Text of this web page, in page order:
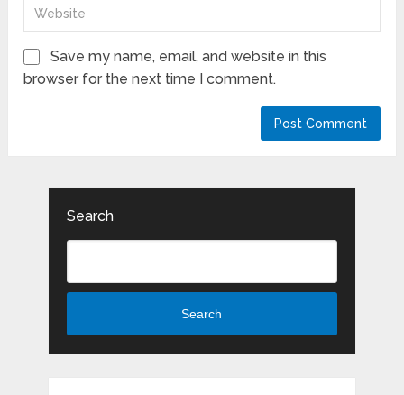
Save my name, email, and website in this
browser for the next time I comment.
Search
Search